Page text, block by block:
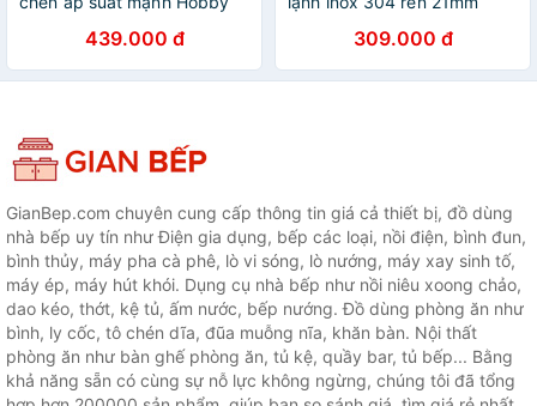
439.000 đ 309.000 đ
GianBep.com chuyên cung cấp thông tin giá cả thiết bị, đồ dùng
nhà bếp uy tín như Điện gia dụng, bếp các loại, nồi điện, bình đun,
bình thủy, máy pha cà phê, lò vi sóng, lò nướng, máy xay sinh tố,
máy ép, máy hút khói. Dụng cụ nhà bếp như nồi niêu xoong chảo,
dao kéo, thớt, kệ tủ, ấm nước, bếp nướng. Đồ dùng phòng ăn như
bình, ly cốc, tô chén dĩa, đũa muỗng nĩa, khăn bàn. Nội thất
phòng ăn như bàn ghế phòng ăn, tủ kệ, quầy bar, tủ bếp... Bằng
khả năng sẵn có cùng sự nỗ lực không ngừng, chúng tôi đã tổng